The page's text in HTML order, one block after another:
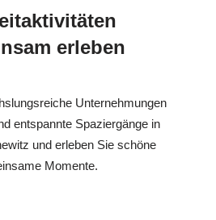
erleben
Unternehmungen
entspannte Spaziergänge in
und erleben Sie schöne
Momente.